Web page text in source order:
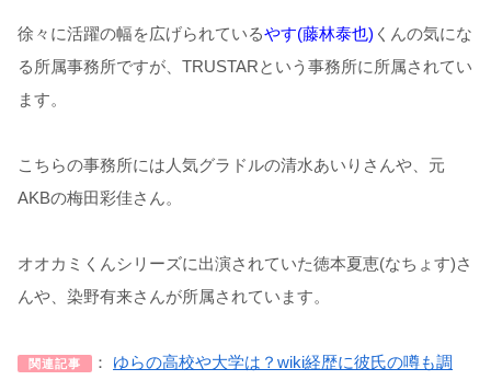
徐々に活躍の幅を広げられているやす(藤林泰也) くんの気にな
る所属事務所ですが、TRUSTARという事務所に所属されてい
ます。
こちらの事務所には人気グラドルの清水あいりさんや、元
AKBの梅田彩佳さん。
オオカミくんシリーズに出演されていた徳本夏恵(なちょす)さ
んや、染野有来さんが所属されています。
関連記事 ： ゆらの高校や大学は？wiki経歴に彼氏の噂も調